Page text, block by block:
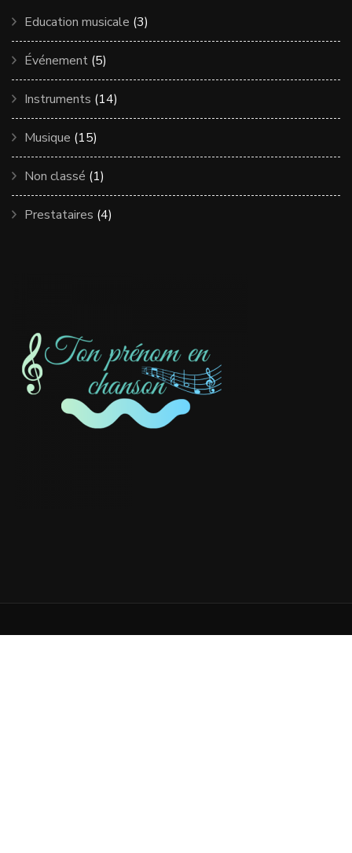
Education musicale (3)
Événement (5)
Instruments (14)
Musique (15)
Non classé (1)
Prestataires (4)